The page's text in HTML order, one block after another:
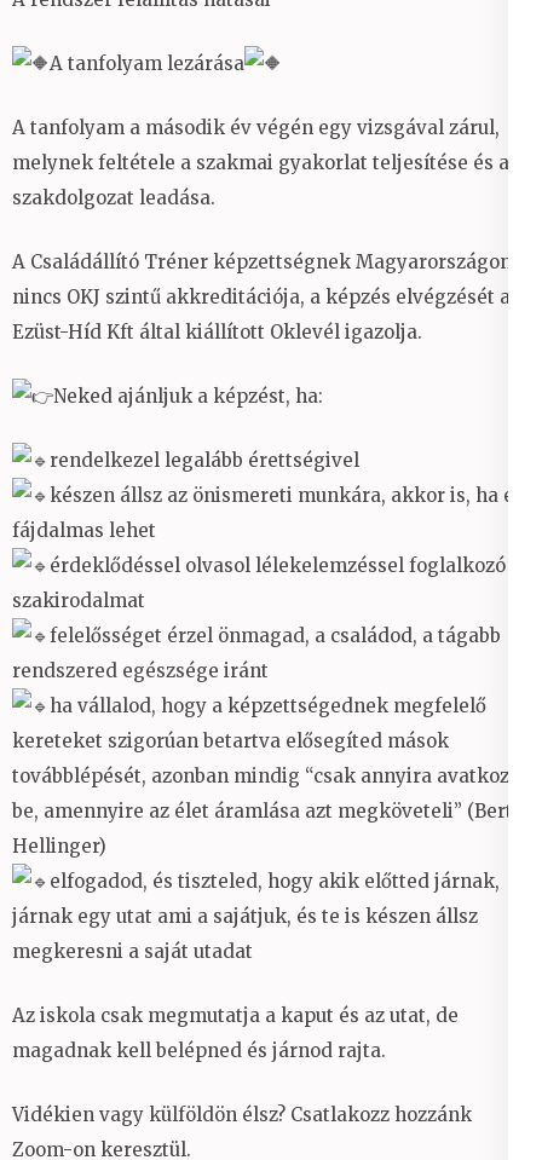
A tanfolyam lezárása
A tanfolyam a második év végén egy vizsgával zárul,
melynek feltétele a szakmai gyakorlat teljesítése és a
szakdolgozat leadása.
A Családállító Tréner képzettségnek Magyarországon
nincs OKJ szintű akkreditációja, a képzés elvégzését az
Ezüst-Híd Kft által kiállított Oklevél igazolja.
Neked ajánljuk a képzést, ha:
rendelkezel legalább érettségivel
készen állsz az önismereti munkára, akkor is, ha ez
fájdalmas lehet
érdeklődéssel olvasol lélekelemzéssel foglalkozó
szakirodalmat
felelősséget érzel önmagad, a családod, a tágabb
rendszered egészsége iránt
ha vállalod, hogy a képzettségednek megfelelő
kereteket szigorúan betartva elősegíted mások
továbblépését, azonban mindig “csak annyira avatkozol
be, amennyire az élet áramlása azt megköveteli” (Bert
Hellinger)
elfogadod, és tiszteled, hogy akik előtted járnak,
járnak egy utat ami a sajátjuk, és te is készen állsz
megkeresni a saját utadat
Az iskola csak megmutatja a kaput és az utat, de
magadnak kell belépned és járnod rajta.
Vidékien vagy külföldön élsz? Csatlakozz hozzánk
Zoom-on keresztül.